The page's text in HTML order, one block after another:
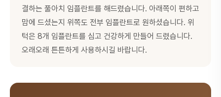
결하는 풀아치 임플란트를 해드렸습니다. 아래쪽이 편하고
맘에 드셨는지 위쪽도 전부 임플란트로 원하셨습니다. 위
턱은 8개 임플란트를 심고 건강하게 만들어 드렸습니다.
오래오래 튼튼하게 사용하시길 바랍니다.